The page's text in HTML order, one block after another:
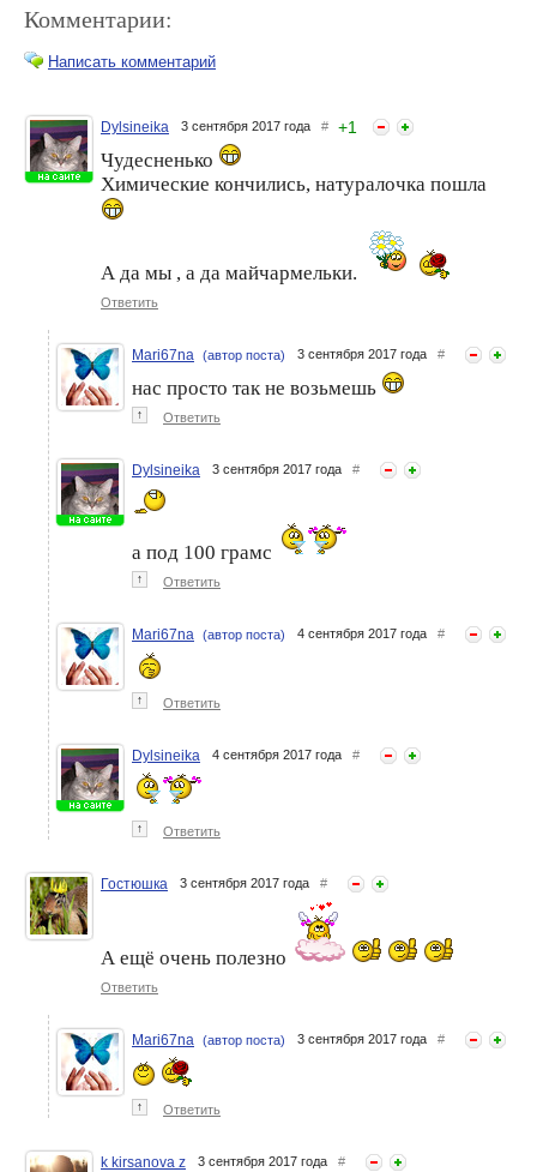
Селфи в маске. Mari67na
или три девицы у окна
Маска на сегодня
Селфи в маске. Mari67na и
маска дня
Комментарии:
Написать комментарий
Dylsineika 3 сентября 2017 года # +1
Чудесненько
Химические кончились, натуралочка пошла
А да мы , а да майчармельки.
Ответить
Mari67na (автор поста) 3 сентября 2017 года #
нас просто так не возьмешь
↑ Ответить
Dylsineika 3 сентября 2017 года #
а под 100 грамс
↑ Ответить
Mari67na (автор поста) 4 сентября 2017 года #
↑ Ответить
Dylsineika 4 сентября 2017 года #
↑ Ответить
Гостюшка 3 сентября 2017 года #
А ещё очень полезно
Ответить
Mari67na (автор поста) 3 сентября 2017 года #
↑ Ответить
k kirsanova z 3 сентября 2017 года #